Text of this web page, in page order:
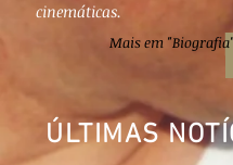
cinemáticas.
Mais em "Biografia"
ÚLTIMAS